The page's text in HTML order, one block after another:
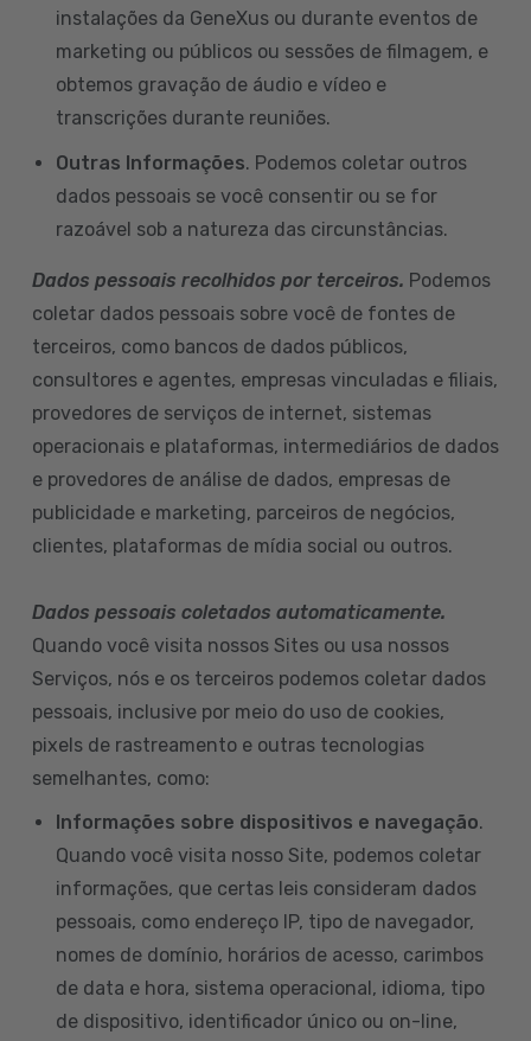
instalações da GeneXus ou durante eventos de
marketing ou públicos ou sessões de filmagem, e
obtemos gravação de áudio e vídeo e
transcrições durante reuniões.
Outras Informações. Podemos coletar outros
dados pessoais se você consentir ou se for
razoável sob a natureza das circunstâncias.
Dados pessoais recolhidos por terceiros. Podemos
coletar dados pessoais sobre você de fontes de
terceiros, como bancos de dados públicos,
consultores e agentes, empresas vinculadas e filiais,
provedores de serviços de internet, sistemas
operacionais e plataformas, intermediários de dados
e provedores de análise de dados, empresas de
publicidade e marketing, parceiros de negócios,
clientes, plataformas de mídia social ou outros.
Dados pessoais coletados automaticamente.
Quando você visita nossos Sites ou usa nossos
Serviços, nós e os terceiros podemos coletar dados
pessoais, inclusive por meio do uso de cookies,
pixels de rastreamento e outras tecnologias
semelhantes, como:
Informações sobre dispositivos e navegação.
Quando você visita nosso Site, podemos coletar
informações, que certas leis consideram dados
pessoais, como endereço IP, tipo de navegador,
nomes de domínio, horários de acesso, carimbos
de data e hora, sistema operacional, idioma, tipo
de dispositivo, identificador único ou on-line,